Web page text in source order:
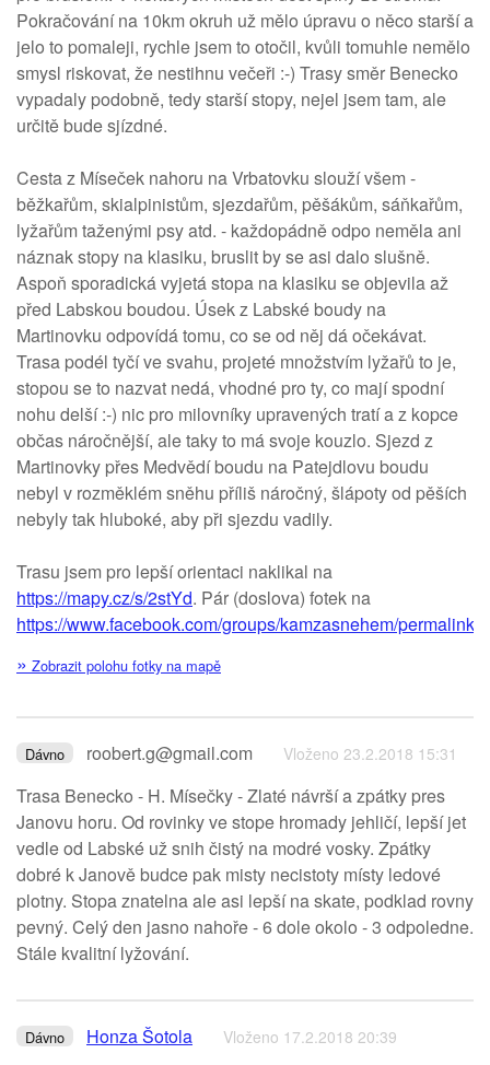
Pokračování na 10km okruh už mělo úpravu o něco starší a
jelo to pomaleji, rychle jsem to otočil, kvůli tomuhle nemělo
smysl riskovat, že nestihnu večeři :-) Trasy směr Benecko
vypadaly podobně, tedy starší stopy, nejel jsem tam, ale
určitě bude sjízdné.
Cesta z Míseček nahoru na Vrbatovku slouží všem -
běžkařům, skialpinistům, sjezdařům, pěšákům, sáňkařům,
lyžařům taženými psy atd. - každopádně odpo neměla ani
náznak stopy na klasiku, bruslit by se asi dalo slušně.
Aspoň sporadická vyjetá stopa na klasiku se objevila až
před Labskou boudou. Úsek z Labské boudy na
Martinovku odpovídá tomu, co se od něj dá očekávat.
Trasa podél tyčí ve svahu, projeté množstvím lyžařů to je,
stopou se to nazvat nedá, vhodné pro ty, co mají spodní
nohu delší :-) nic pro milovníky upravených tratí a z kopce
občas náročnější, ale taky to má svoje kouzlo. Sjezd z
Martinovky přes Medvědí boudu na Patejdlovu boudu
nebyl v rozměklém sněhu příliš náročný, šlápoty od pěších
nebyly tak hluboké, aby při sjezdu vadily.
Trasu jsem pro lepší orientaci naklikal na
https://mapy.cz/s/2stYd. Pár (doslova) fotek na
https://www.facebook.com/groups/kamzasnehem/permalink/
» Zobrazit polohu fotky na mapě
Dávno roobert.g@gmail.com Vloženo 23.2.2018 15:31
Trasa Benecko - H. Mísečky - Zlaté návrší a zpátky pres
Janovu horu. Od rovinky ve stope hromady jehličí, lepší jet
vedle od Labské už snih čistý na modré vosky. Zpátky
dobré k Janově budce pak misty necistoty místy ledové
plotny. Stopa znatelna ale asi lepší na skate, podklad rovny
pevný. Celý den jasno nahoře - 6 dole okolo - 3 odpoledne.
Stále kvalitní lyžování.
Dávno Honza Šotola Vloženo 17.2.2018 20:39